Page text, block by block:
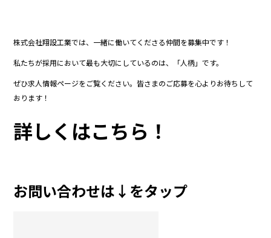
株式会社翔設工業では、一緒に働いてくださる仲間を募集中です！
私たちが採用において最も大切にしているのは、「人柄」です。
ぜひ求人情報ページをご覧ください。皆さまのご応募を心よりお待ちして
おります！
詳しくはこちら！
お問い合わせは↓をタップ